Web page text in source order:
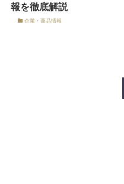
報を徹底解説
企業・商品情報